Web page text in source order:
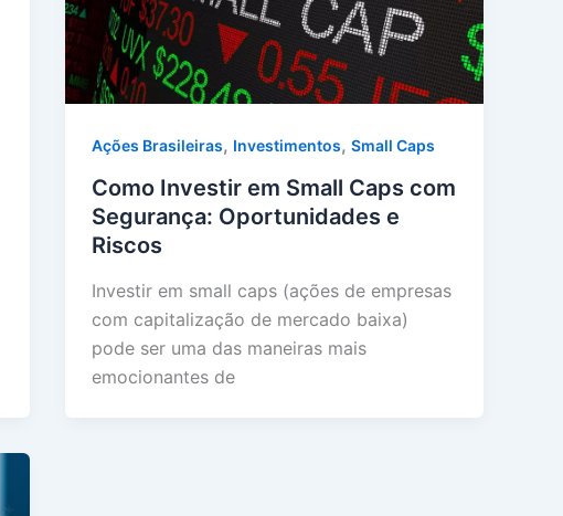
Ações Brasileiras, Investimentos,Small Caps
Como Investir em Small Caps com
Segurança: Oportunidades e
Riscos
Investir em small caps (ações de empresas
com capitalização de mercado baixa)
pode ser uma das maneiras mais
emocionantes de